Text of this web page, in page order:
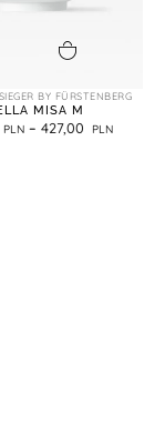
BY FÜRSTENBERG
MISA M
– 427,00